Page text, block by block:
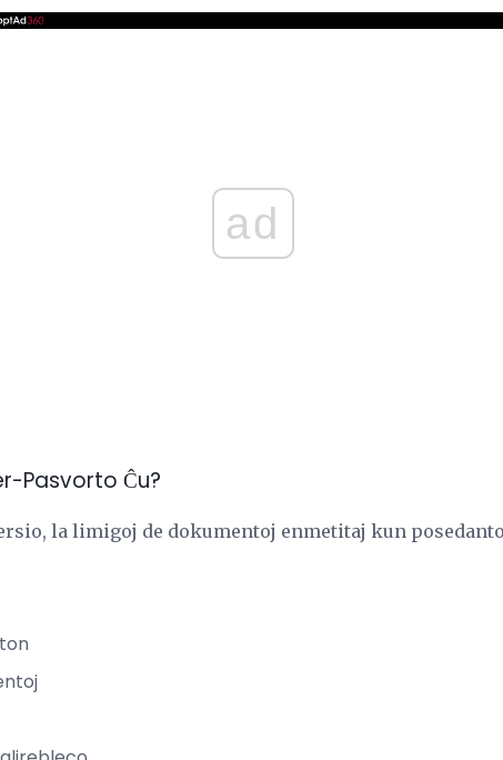
ad
Pasvorto Ĉu?
la limigoj de dokumentoj enmetitaj kun